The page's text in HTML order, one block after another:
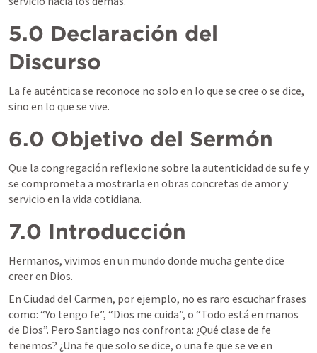
5.0 Declaración del
Discurso
La fe auténtica se reconoce no solo en lo que se cree o se dice,
sino en lo que se vive.
6.0 Objetivo del Sermón
Que la congregación reflexione sobre la autenticidad de su fe y
se comprometa a mostrarla en obras concretas de amor y
servicio en la vida cotidiana.
7.0 Introducción
Hermanos, vivimos en un mundo donde mucha gente dice
creer en Dios.
En Ciudad del Carmen, por ejemplo, no es raro escuchar frases
como: “Yo tengo fe”, “Dios me cuida”, o “Todo está en manos
de Dios”. Pero Santiago nos confronta: ¿Qué clase de fe
tenemos? ¿Una fe que solo se dice, o una fe que se ve en